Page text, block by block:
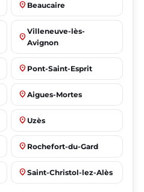
place Beaucaire
place
Villeneuve-lès-
Avignon
place Pont-Saint-Esprit
place Aigues-Mortes
place Uzès
place Rochefort-du-Gard
place Saint-Christol-lez-Alès